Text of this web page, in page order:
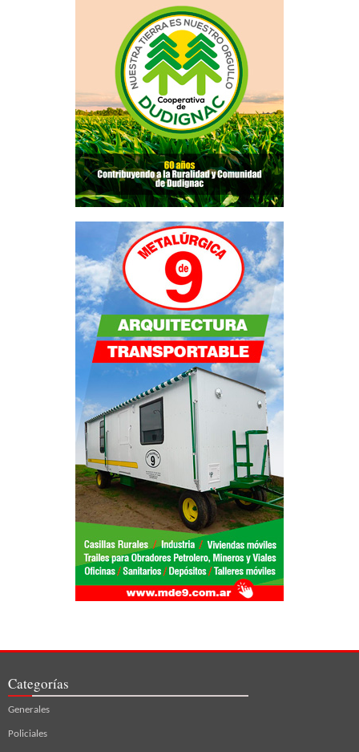
Categorías
Generales
Policiales